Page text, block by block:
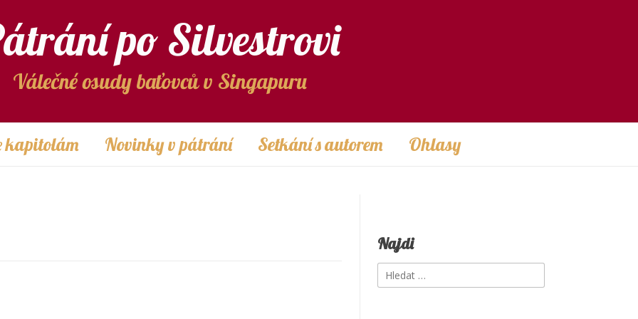
po Silvestrovi
Válečné osudy baťovců v Singapuru
kapitolám Novinky v pátrání Setkání s autorem Ohlasy
Najdi
Vyhledávání